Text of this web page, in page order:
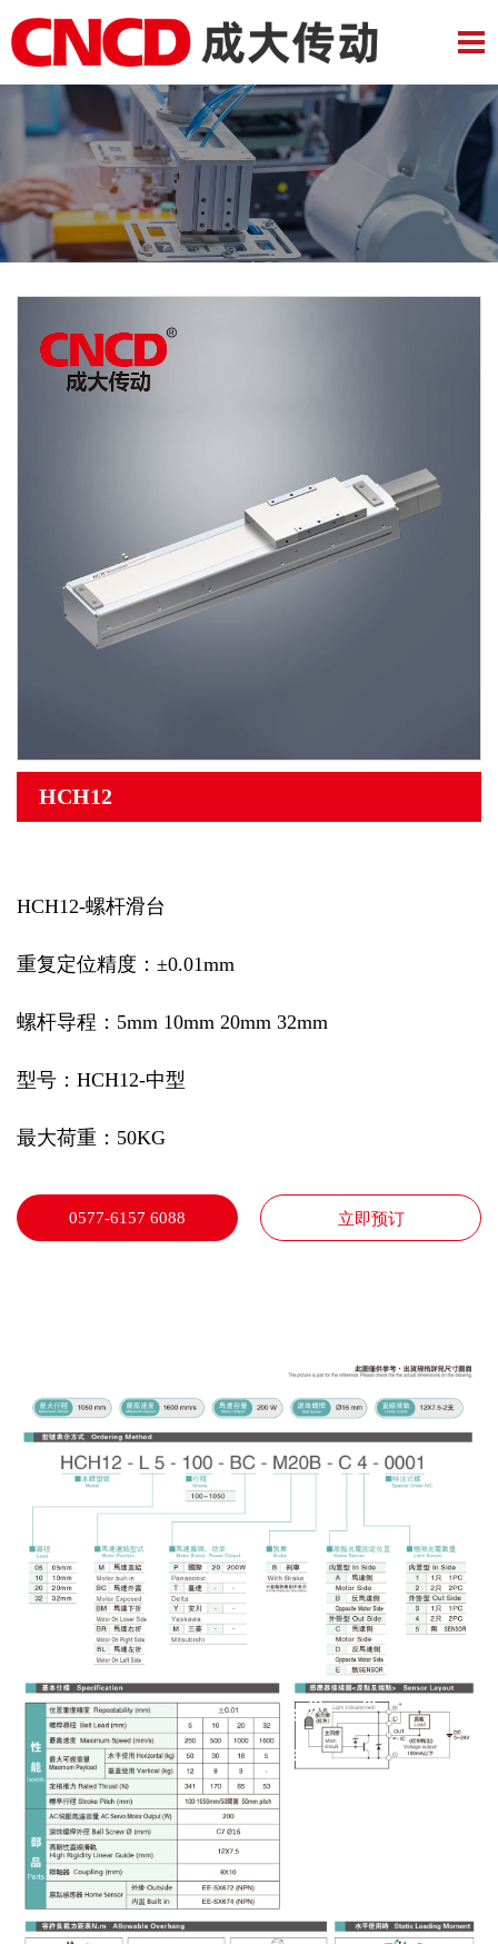
HCH12
HCH12-螺杆滑台
重复定位精度：±0.01mm
螺杆导程：5mm 10mm 20mm 32mm
型号：HCH12-中型
最大荷重：50KG
0577-6157 6088 立即预订